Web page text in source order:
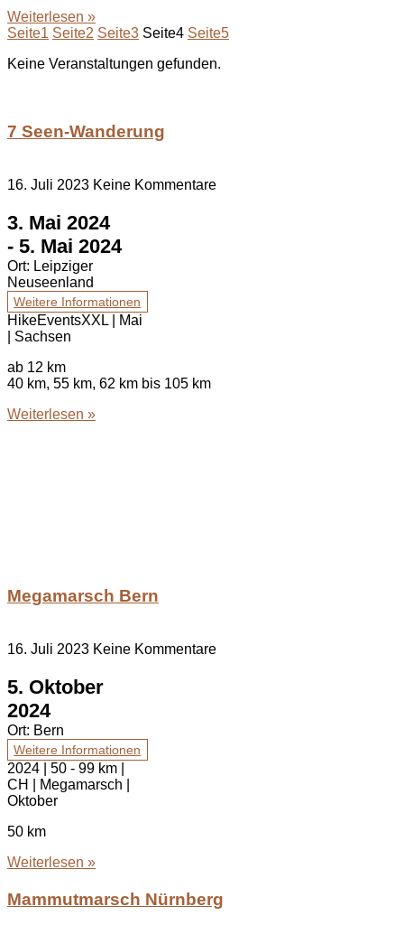
Weiterlesen »
Seite1 Seite2 Seite3 Seite4 Seite5
Keine Veranstaltungen gefunden.
7 Seen-Wanderung
16. Juli 2023 Keine Kommentare
3. Mai 2024
- 5. Mai 2024
Ort: Leipziger
Neuseenland
Weitere Informationen
HikeEventsXXL | Mai
| Sachsen
ab 12 km
40 km, 55 km, 62 km bis 105 km
Weiterlesen »
Megamarsch Bern
16. Juli 2023 Keine Kommentare
5. Oktober
2024
Ort: Bern
Weitere Informationen
2024 | 50 - 99 km |
CH | Megamarsch |
Oktober
50 km
Weiterlesen »
Mammutmarsch Nürnberg